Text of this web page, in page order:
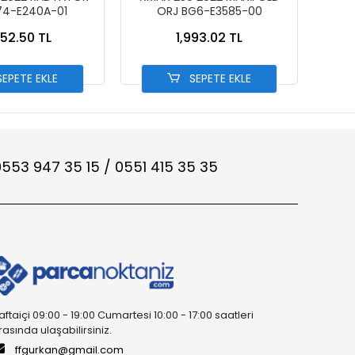
E240A-01
TL
EKLE
ORJ BG6-E3585-00
1,993.02 TL
SEPETE EKLE
947 35 15 / 0551 415 35 35
09:00 - 19:00 Cumartesi 10:00 - 17:00 saatleri
ulaşabilirsiniz.
ffgurkan@gmail.com